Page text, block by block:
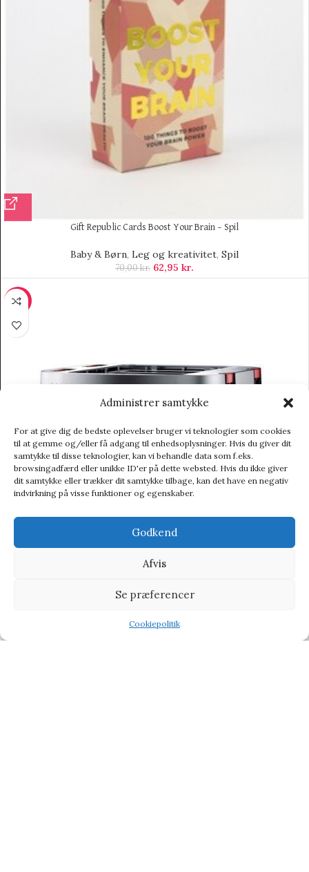
Administrer samtykke
For at give dig de bedste oplevelser bruger vi teknologier som cookies
til at gemme og/eller få adgang til enhedsoplysninger. Hvis du giver dit
samtykke til disse teknologier, kan vi behandle data som f.eks.
browsingadfærd eller unikke ID'er på dette websted. Hvis du ikke giver
dit samtykke eller trækker dit samtykke tilbage, kan det have en negativ
indvirkning på visse funktioner og egenskaber.
Godkend
Afvis
Se præferencer
Cookiepolitik
Gift Republic Cards Boost Your Brain – Spil
Baby & Børn, Leg og kreativitet, Spil
70,00kr. 62,95 kr.
-10%
Bodum BISTRO Elektrisk 4-skivers Toaster
1.109,00kr. 999,00